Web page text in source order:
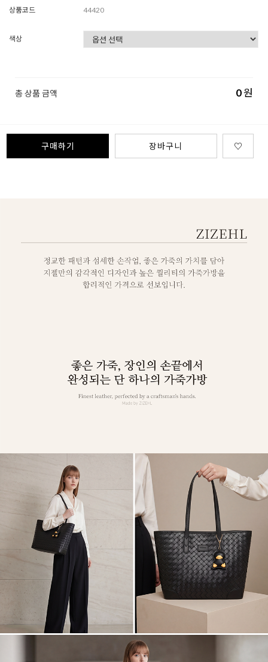
상품코드
44420
색상
총 상품 금액 0원
구매하기 장바구니 ♡